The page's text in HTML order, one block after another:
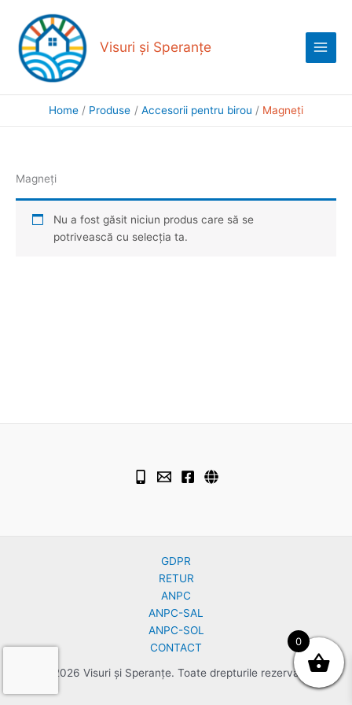
content
Visuri și Speranțe
Menu
Home Produse Accesorii pentru birou Magneți
Magneți
Nu a fost găsit niciun produs care să se
potrivească cu selecția ta.
GDPR
RETUR
ANPC
ANPC-SAL
ANPC-SOL
CONTACT
© 2026 Visuri și Speranțe. Toate drepturile rezervate.
0